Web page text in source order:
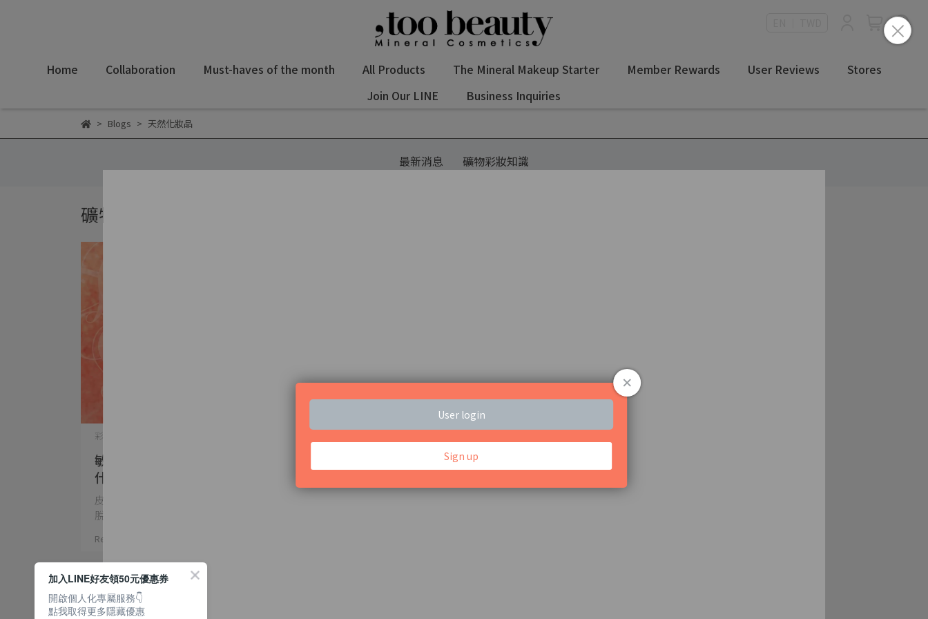
Home Collaboration Must-haves of the month All Products The Mineral Makeup Starter Member Rewards User Reviews
Stores
Join Our LINE
Business Inquiries
Blogs 天然化妝品
最新消息 礦物彩妝知識
礦物彩妝知識
敏感肌如何分辨？天生和後天形成有
什麼差異？小心『5大日常習慣』讓
皮膚越來越脆弱！
彩妝知識 | 2023-08-13
皮膚總是三天兩頭紅腫癢？每到換季甚至嚴重
脫皮或發炎？上述這些⋯
Read More
加入LINE好友領50元優惠券
開啟個人化專屬服務👇
點我取得更多隱藏優惠